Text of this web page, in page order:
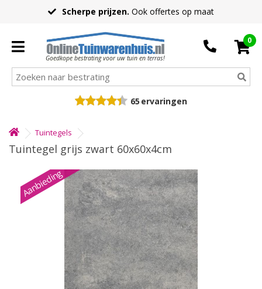
Scherpe prijzen. Ook offertes op maat
Goedkope bestrating voor uw tuin en terras!
0
65 ervaringen
Tuintegels
Tuintegel grijs zwart 60x60x4cm
Aanbieding